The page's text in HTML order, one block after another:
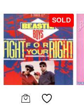
SOLD